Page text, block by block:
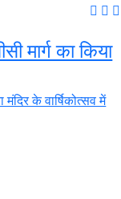
मार्ग का किया